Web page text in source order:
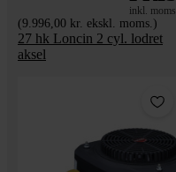
inkl. moms
(9.996,00 kr. ekskl. moms.)
27 hk Loncin 2 cyl. lodret
aksel